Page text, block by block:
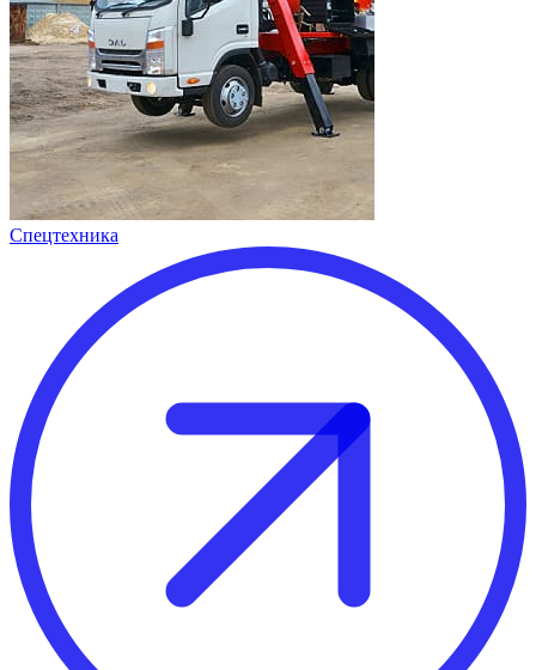
Спецтехника